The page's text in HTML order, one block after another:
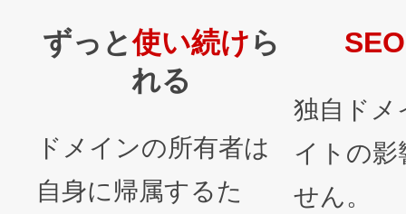
ずっと使い続けら
れる
ドメインの所有者は
自身に帰属するた
SEO
独自ドメ
イトの影
せん。